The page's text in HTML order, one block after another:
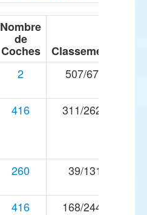
Nombre
de
Coches
Classements
2 507/671
416 311/2620
260 39/131
416
168/2449